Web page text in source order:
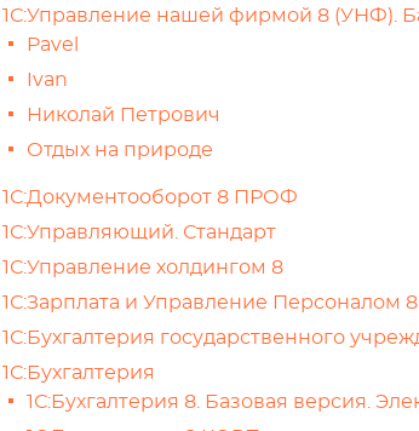
1С:Управление нашей фирмой 8 (УНФ).
Pavel
Ivan
Николай Петрович
Отдых на природе
1С:Документооборот 8 ПРОФ
1С:Управляющий. Стандарт
1С:Управление холдингом 8
1С:Зарплата и Управление Персоналом
1С:Бухгалтерия государственного
1С:Бухгалтерия
1С:Бухгалтерия 8. Базовая версия.